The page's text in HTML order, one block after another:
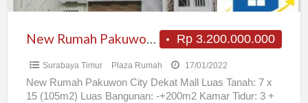
Rp 3.200.000.000
New Rumah Pakuwon City Dekat Mall
Surabaya Timur Plaza Rumah 17/01/2022
New Rumah Pakuwon City Dekat Mall Luas Tanah: 7 x
15 (105m2) Luas Bangunan: -+200m2 Kamar Tidur: 3 +